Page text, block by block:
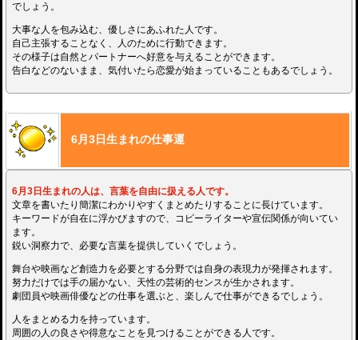
でしょう。
大事な人を包み込む、優しさにあふれた人です。
自己主張することなく、人のために行動できます。
その様子は自然とパートナーへ好意を与えることができます。
告白などのないまま、気付いたら恋愛が始まっていることもあるでしょう。
6月3日生まれの仕事運
6月3日生まれの人は、言葉を自由に扱える人です。
文章を書いたり簡潔にわかりやすくまとめたりすることに長けています。
キーワードが自在に浮かびますので、コピーライターや宣伝関係が向いてい
ます。
鋭い洞察力で、必要な言葉を提供していくでしょう。
舞台や映画など創造力を必要とする分野では自身の表現力が発揮されます。
努力だけでは手の届かない、天性の芸術的センスが生かされます。
劇団員や映画俳優などの仕事を選ぶと、楽しんで仕事ができるでしょう。
人をまとめる力を持っています。
周囲の人の良さや得意なことを見つけることができる人です。